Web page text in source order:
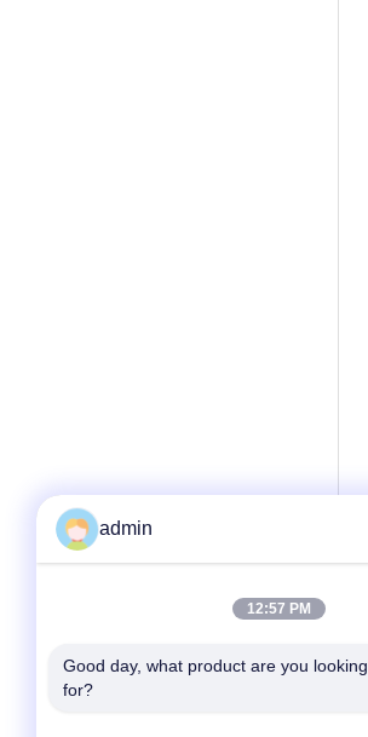
admin
12:57 PM
Good day, what product are you looking
for?